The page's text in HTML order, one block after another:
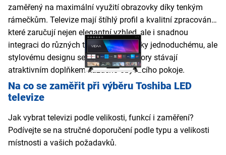
zaměřený na maximální využití obrazovky díky tenkým
rámečkům. Televize mají štíhlý profil a kvalitní zpracování,
které zaručují nejen elegantní vzhled, ale i snadnou
integraci do různých typů interiérů. Díky jednoduchému, ale
stylovému designu se Toshiba televizory stávají
atraktivním doplňkem každého obývacího pokoje.
Na co se zaměřit při výběru Toshiba LED
televize
Jak vybrat televizi podle velikosti, funkcí i zaměření?
Podívejte se na stručné doporučení podle typu a velikosti
místnosti a vašich požadavků.